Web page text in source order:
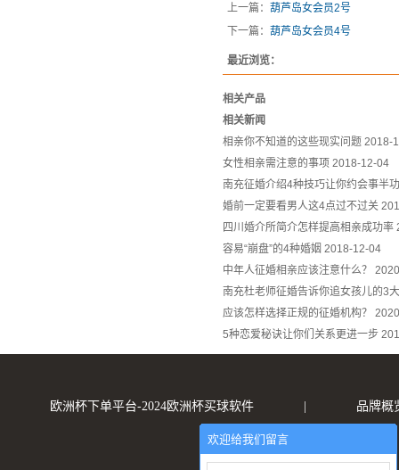
上一篇： 葫芦岛女会员2号
下一篇： 葫芦岛女会员4号
最近浏览：
相关产品
相关新闻
相亲你不知道的这些现实问题 2018-
女性相亲需注意的事项 2018-12-04
南充征婚介绍4种技巧让你约会事半
婚前一定要看男人这4点过不过关
四川婚介所简介怎样提高相亲成功率
容易“崩盘”的4种婚姻 2018-12-04
中年人征婚相亲应该注意什么？
南充杜老师征婚告诉你追女孩儿的3
应该怎样选择正规的征婚机构？
5种恋爱秘诀让你们关系更进一步
欧洲杯下单平台-2024欧洲杯买球软件 品牌概
欢迎给我们留言